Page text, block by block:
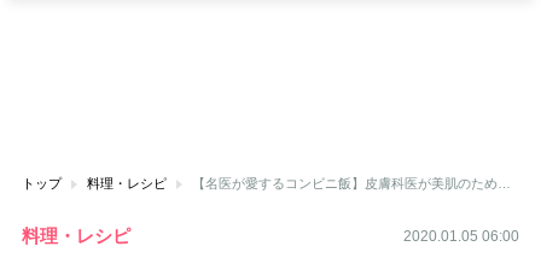
トップ 料理・レシピ
料理・レシピ 2020.01.05 06:00